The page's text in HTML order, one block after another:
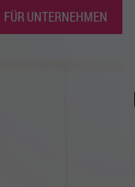
FÜR UNTERNEHMEN